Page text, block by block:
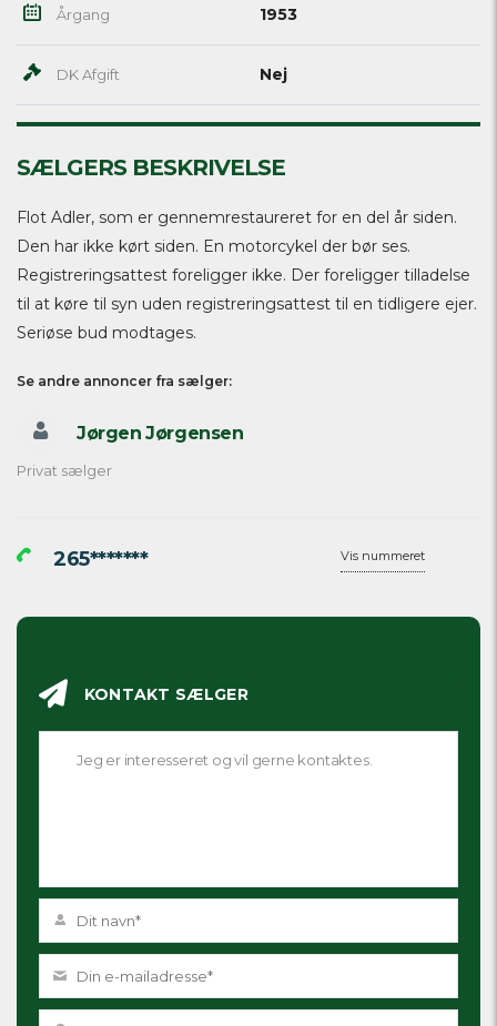
Årgang 1953
DK Afgift Nej
SÆLGERS BESKRIVELSE
Flot Adler, som er gennemrestaureret for en del år siden.
Den har ikke kørt siden. En motorcykel der bør ses.
Registreringsattest foreligger ikke. Der foreligger tilladelse
til at køre til syn uden registreringsattest til en tidligere ejer.
Seriøse bud modtages.
Se andre annoncer fra sælger:
Jørgen Jørgensen
Privat sælger
265******* Vis nummeret
KONTAKT SÆLGER